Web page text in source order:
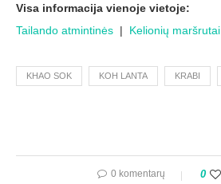
Visa informacija vienoje vietoje:
Tailando atmintinės | Kelionių maršrutai
KHAO SOK KOH LANTA KRABI
0 komentarų 0